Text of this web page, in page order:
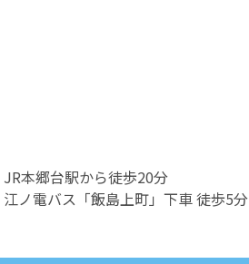
JR本郷台駅から徒歩20分
江ノ電バス「飯島上町」下車 徒歩5分